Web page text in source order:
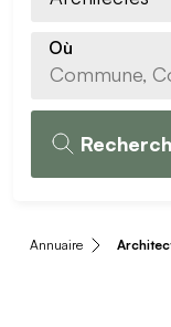
Où
Annuaire